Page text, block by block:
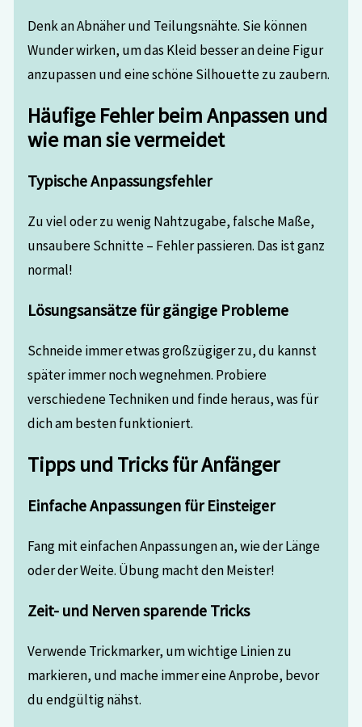
Denk an Abnäher und Teilungsnähte. Sie können
Wunder wirken, um das Kleid besser an deine Figur
anzupassen und eine schöne Silhouette zu zaubern.
Häufige Fehler beim Anpassen und
wie man sie vermeidet
Typische Anpassungsfehler
Zu viel oder zu wenig Nahtzugabe, falsche Maße,
unsaubere Schnitte – Fehler passieren. Das ist ganz
normal!
Lösungsansätze für gängige Probleme
Schneide immer etwas großzügiger zu, du kannst
später immer noch wegnehmen. Probiere
verschiedene Techniken und finde heraus, was für
dich am besten funktioniert.
Tipps und Tricks für Anfänger
Einfache Anpassungen für Einsteiger
Fang mit einfachen Anpassungen an, wie der Länge
oder der Weite. Übung macht den Meister!
Zeit- und Nerven sparende Tricks
Verwende Trickmarker, um wichtige Linien zu
markieren, und mache immer eine Anprobe, bevor
du endgültig nähst.